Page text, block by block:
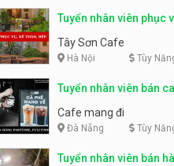
Tuyển nhân viên phục
Tây Sơn Cafe
Hà Nội Tùy
Tuyển nhân viên bán
parttime, fulltime
Cafe mang đi
Đà Nẵng Tùy
Tuyển nhân viên bán